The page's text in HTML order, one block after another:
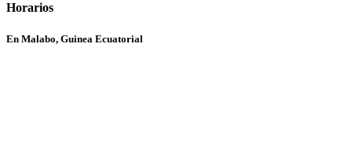
Horarios
En Malabo, Guinea Ecuatorial